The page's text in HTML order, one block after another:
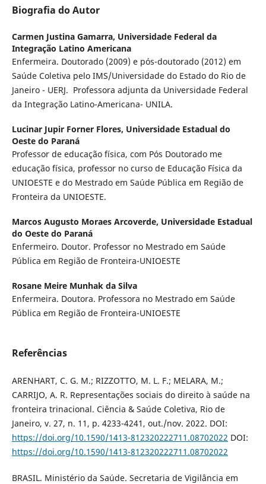
Biografia do Autor
Carmen Justina Gamarra, Universidade Federal da
Integração Latino Americana
Enfermeira. Doutorado (2009) e pós-doutorado (2012) em
Saúde Coletiva pelo IMS/Universidade do Estado do Rio de
Janeiro - UERJ. Professora adjunta da Universidade Federal
da Integração Latino-Americana- UNILA.
Lucinar Jupir Forner Flores, Universidade Estadual do
Oeste do Paraná
Professor de educação física, com Pós Doutorado me
educação física, professor no curso de Educação Física da
UNIOESTE e do Mestrado em Saúde Pública em Região de
Fronteira da UNIOESTE.
Marcos Augusto Moraes Arcoverde, Universidade Estadual
do Oeste do Paraná
Enfermeiro. Doutor. Professor no Mestrado em Saúde
Pública em Região de Fronteira-UNIOESTE
Rosane Meire Munhak da Silva
Enfermeira. Doutora. Professora no Mestrado em Saúde
Pública em Região de Fronteira-UNIOESTE
Referências
ARENHART, C. G. M.; RIZZOTTO, M. L. F.; MELARA, M.;
CARRIJO, A. R. Representações sociais do direito à saúde na
fronteira trinacional. Ciência & Saúde Coletiva, Rio de
Janeiro, v. 27, n. 11, p. 4233-4241, out./nov. 2022. DOI:
https://doi.org/10.1590/1413-812320222711.08702022 DOI:
https://doi.org/10.1590/1413-812320222711.08702022
BRASIL. Ministério da Saúde. Secretaria de Vigilância em